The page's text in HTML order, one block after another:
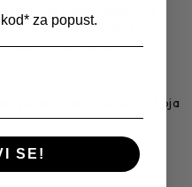
da ja način njegovog
odredbama, važećim
povređuju bilo koja
prava korisnika koja
za popust.
SE!